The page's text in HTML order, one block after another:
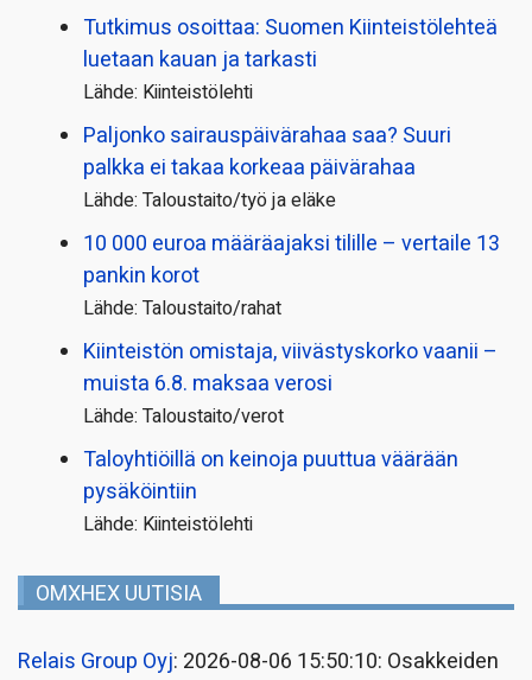
Tutkimus osoittaa: Suomen Kiinteistölehteä
luetaan kauan ja tarkasti
Lähde: Kiinteistölehti
Paljonko sairauspäivä­rahaa saa? Suuri
palkka ei takaa korkeaa päivärahaa
Lähde: Taloustaito/työ ja eläke
10 000 euroa määräajaksi tilille – vertaile 13
pankin korot
Lähde: Taloustaito/rahat
Kiinteistön omistaja, viivästyskorko vaanii –
muista 6.8. maksaa verosi
Lähde: Taloustaito/verot
Taloyhtiöillä on keinoja puuttua väärään
pysäköintiin
Lähde: Kiinteistölehti
OMXHEX UUTISIA
Relais Group Oyj: 2026-08-06 15:50:10: Osakkeiden